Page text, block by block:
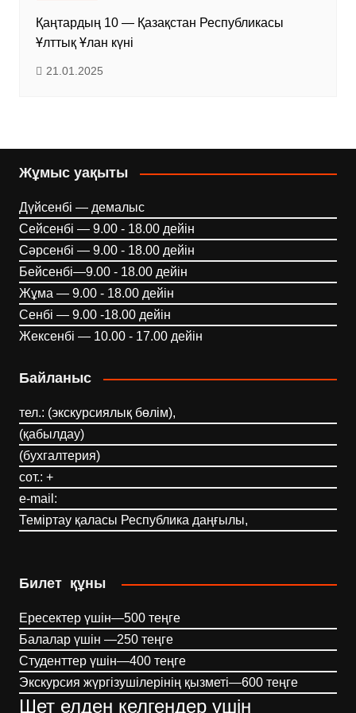
Қаңтардың 10 — Қазақстан Республикасы
Ұлттық Ұлан күні
21.01.2025
Жұмыс уақыты
Дүйсенбі — демалыс
Сейсенбі — 9.00 - 18.00 дейін
Сәрсенбі — 9.00 - 18.00 дейін
Бейсенбі—9.00 - 18.00 дейін
Жұма — 9.00 - 18.00 дейін
Сенбі — 9.00 -18.00 дейін
Жексенбі — 10.00 - 17.00 дейін
Байланыс
тел.: (экскурсиялық бөлім),
(қабылдау)
(бухгалтерия)
сот.: +
e-mail:
Теміртау қаласы Республика даңғылы,
Билет құны
Ересектер үшін—500 теңге
Балалар үшін —250 теңге
Студенттер үшін—400 теңге
Экскурсия жүргізушілерінің қызметі—600 теңге
Шет елден келгендер үшін